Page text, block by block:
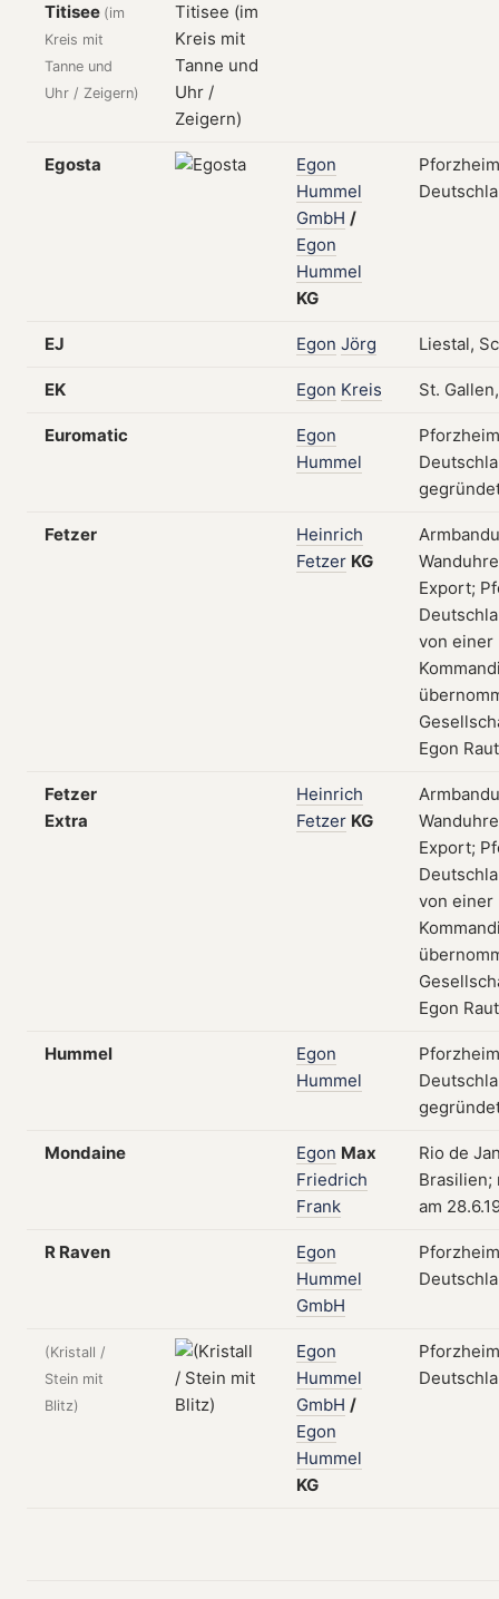
Titisee (im
Kreis mit
Tanne und
Uhr / Zeigern)
Egosta
Egon
Hummel
GmbH /
Egon
Hummel
KG
EJ Egon Jörg Liestal,
EK Egon Kreis St.
Euromatic
Egon
Hummel
Fetzer
Heinrich
Fetzer KG
Export;
von einer
Egon
Fetzer
Extra
Heinrich
Fetzer KG
Export;
von einer
Egon
Hummel
Egon
Hummel
Mondaine Egon Max
Friedrich
Frank
Rio de
am
R Raven
Egon
Hummel
GmbH
(Kristall /
Stein mit
Blitz)
Egon
Hummel
GmbH /
Egon
Hummel
KG